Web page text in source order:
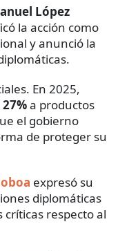
López
la acción como
y anunció la
En 2025,
a productos
el gobierno
de proteger su
expresó su
diplomáticas
respecto al